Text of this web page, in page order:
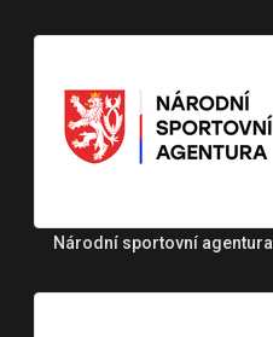
Národní sportovní agentura